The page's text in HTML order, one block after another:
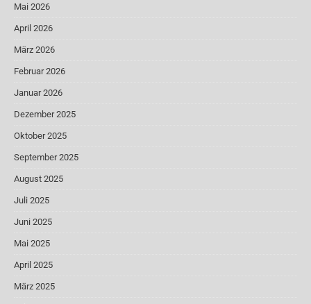
Mai 2026
April 2026
März 2026
Februar 2026
Januar 2026
Dezember 2025
Oktober 2025
September 2025
August 2025
Juli 2025
Juni 2025
Mai 2025
April 2025
März 2025